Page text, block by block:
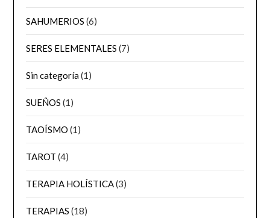
SAHUMERIOS (6)
SERES ELEMENTALES (7)
Sin categoría(1)
SUEÑOS (1)
TAOÍSMO (1)
TAROT (4)
TERAPIA HOLÍSTICA(3)
TERAPIAS (18)